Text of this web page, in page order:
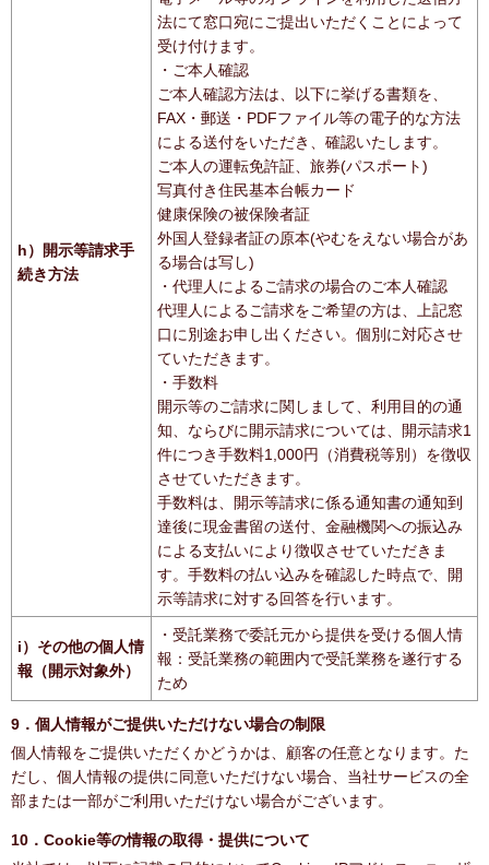
h）開示等請求手
続き方法
法にて窓口宛にご提出いただくことによって
受け付けます。
・ご本人確認
ご本人確認方法は、以下に挙げる書類を、
FAX・郵送・PDFファイル等の電子的な方法
による送付をいただき、確認いたします。
ご本人の運転免許証、旅券(パスポート)
写真付き住民基本台帳カード
健康保険の被保険者証
外国人登録者証の原本(やむをえない場合があ
る場合は写し)
・代理人によるご請求の場合のご本人確認
代理人によるご請求をご希望の方は、上記窓
口に別途お申し出ください。個別に対応させ
ていただきます。
・手数料
開示等のご請求に関しまして、利用目的の通
知、ならびに開示請求については、開示請求1
件につき手数料1,000円（消費税等別）を徴収
させていただきます。
手数料は、開示等請求に係る通知書の通知到
達後に現金書留の送付、金融機関への振込み
による支払いにより徴収させていただきま
す。手数料の払い込みを確認した時点で、開
示等請求に対する回答を行います。
i）その他の個人情
報（開示対象外）
・受託業務で委託元から提供を受ける個人情
報：受託業務の範囲内で受託業務を遂行する
ため
9．個人情報がご提供いただけない場合の制限
個人情報をご提供いただくかどうかは、顧客の任意となります。た
だし、個人情報の提供に同意いただけない場合、当社サービスの全
部または一部がご利用いただけない場合がございます。
10．Cookie等の情報の取得・提供について